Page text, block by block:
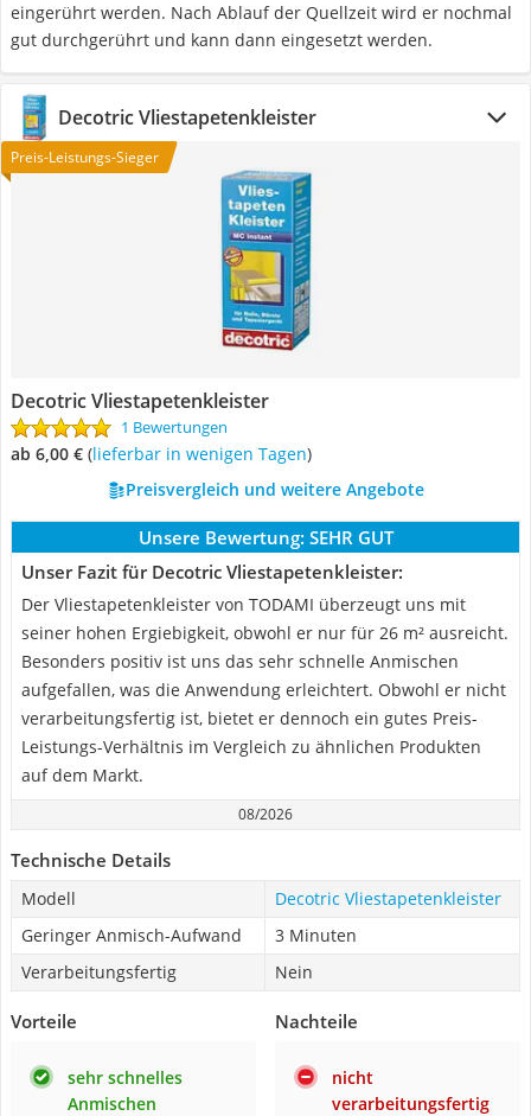
eingerührt werden. Nach Ablauf der Quellzeit wird er nochmal
gut durchgerührt und kann dann eingesetzt werden.
Decotric Vliestapetenkleister
Preis-Leistungs-Sieger
Decotric Vliestapetenkleister
1 Bewertungen
ab 6,00 € ( Lieferbar in wenigen Tagen)
Preisvergleich und weitere Angebote
Unsere Bewertung: SEHR GUT
Unser Fazit für Decotric Vliestapetenkleister:
Der Vliestapetenkleister von TODAMI überzeugt uns mit
seiner hohen Ergiebigkeit, obwohl er nur für 26 m² ausreicht.
Besonders positiv ist uns das sehr schnelle Anmischen
aufgefallen, was die Anwendung erleichtert. Obwohl er nicht
verarbeitungsfertig ist, bietet er dennoch ein gutes Preis-
Leistungs-Verhältnis im Vergleich zu ähnlichen Produkten
auf dem Markt.
08/2026
Technische Details
Modell
Decotric Vliestapetenkleister
Geringer Anmisch-Aufwand
3 Minuten
Verarbeitungsfertig
Nein
Vorteile
sehr schnelles
Anmischen
Nachteile
nicht
verarbeitungsfertig